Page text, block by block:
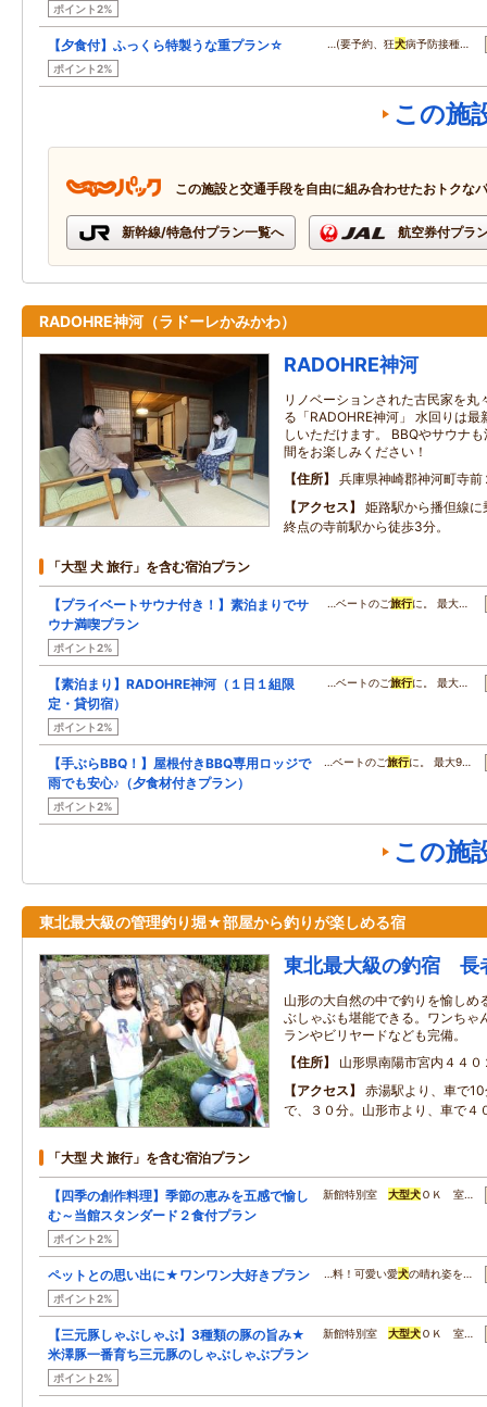
ポイント2%
【夕食付】ふっくら特製うな重プラン☆
ポイント2%
…(要予約、狂犬病予防接種…
この施
この施設と交通手段を自由に組み合わせたおトクな
新幹線/特急付プラン一覧へ 航空券付プラ
RADOHRE神河（ラドーレかみかわ）
RADOHRE神河
リノベーションされた古民家を丸
る「RADOHRE神河」 水回りは
しいただけます。 BBQやサウナ
間をお楽しみください！
住所
兵庫県神崎郡神河町寺前
アクセス
姫路駅から播但線
終点の寺前駅から徒歩3分。
「大型 犬 旅行」を含む宿泊プラン
【プライベートサウナ付き！】素泊まりでサ
ウナ満喫プラン
ポイント2%
…ベートのご旅行に。 最大…
【素泊まり】RADOHRE神河（１日１組限
定・貸切宿）
ポイント2%
…ベートのご旅行に。 最大…
【手ぶらBBQ！】屋根付きBBQ専用ロッジで
雨でも安心♪（夕食材付きプラン）
ポイント2%
…ベートのご旅行に。 最大9…
この施
東北最大級の管理釣り堀★部屋から釣りが楽しめる宿
東北最大級の釣宿 長
山形の大自然の中で釣りを愉しめ
ぶしゃぶも堪能できる。ワンちゃ
ランやビリヤードなども完備。
住所
山形県南陽市宮内４４０
アクセス
赤湯駅より、車で
で、３０分。山形市より、車で４
「大型 犬 旅行」を含む宿泊プラン
【四季の創作料理】季節の恵みを五感で愉し
む～当館スタンダード２食付プラン
ポイント2%
新館特別室 大型犬ＯＫ 室…
ペットとの思い出に★ワンワン大好きプラン
ポイント2%
…料！可愛い愛犬の晴れ姿を…
【三元豚しゃぶしゃぶ】3種類の豚の旨み★
米澤豚一番育ち三元豚のしゃぶしゃぶプラン
ポイント2%
新館特別室 大型犬ＯＫ 室…